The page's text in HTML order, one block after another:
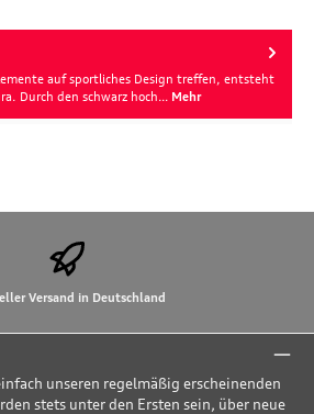
auf sportliches Design treffen, entsteht
Durch den schwarz hoch… Mehr
Versand in Deutschland
unseren regelmäßig erscheinenden
stets unter den Ersten sein, über neue